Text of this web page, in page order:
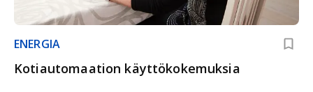
ENERGIA
Kotiautomaation käyttökokemuksia